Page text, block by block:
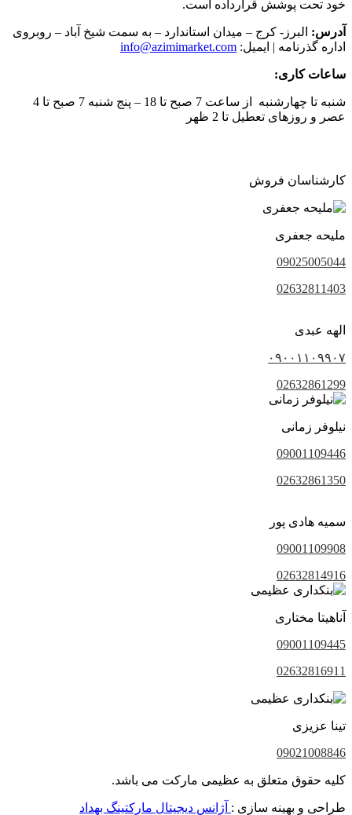
خود تحت پوشش قرارداده است.
آدرس: البرز- کرج – میدان استاندارد – به سمت شیخ آباد – روبروی
اداره گذرنامه | ایمیل: info@azimimarket.com
ساعات کاری:
شنبه تا چهارشنبه از ساعت 7 صبح تا 18 – پنج شنبه 7 صبح تا 4
عصر و روزهای تعطیل تا 2 ظهر
کارشناسان فروش
ملیحه جعفری
09025005044
02632811403
الهه عبدی
۰۹۰۰۱۱۰۹۹۰۷
02632861299
نیلوفر زمانی
09001109446
02632861350
سمیه هادی پور
09001109908
02632814916
آناهیتا مختاری
09001109445
02632816911
تینا عزیزی
09021008846
کلیه حقوق متعلق به عظیمی مارکت می باشد.
طراحی و بهینه سازی : آژانس دیجیتال مارکتینگ بهداد